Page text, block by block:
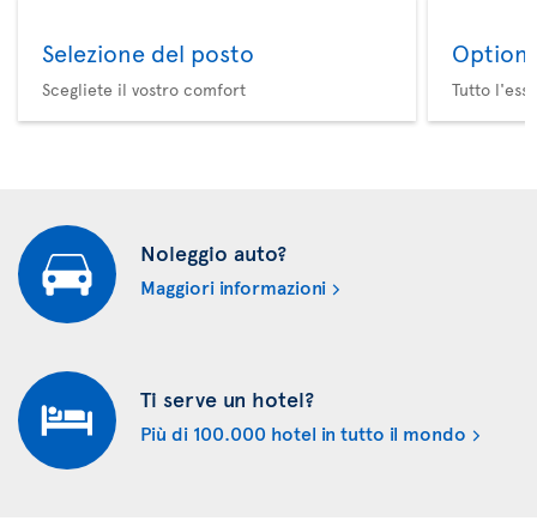
Selezione del posto
Scegliete il vostro comfort
Option
Tutto
Noleggio auto?
Maggiori informazioni
Ti serve un hotel?
Più di 100.000 hotel in tutto il mondo